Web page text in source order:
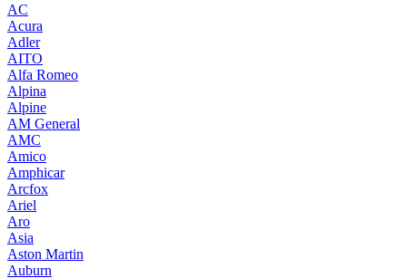
AC
Acura
Adler
AITO
Alfa Romeo
Alpina
Alpine
AM General
AMC
Amico
Amphicar
Arcfox
Ariel
Aro
Asia
Aston Martin
Auburn